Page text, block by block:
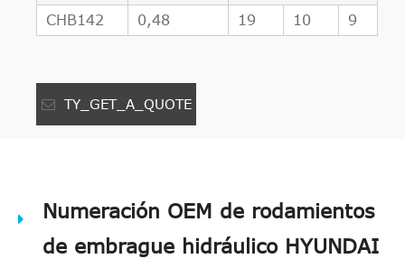
CHB142
0,48 19 10 9
TY_GET_A_QUOTE
Numeración OEM de rodamientos
de embrague hidráulico HYUNDAI